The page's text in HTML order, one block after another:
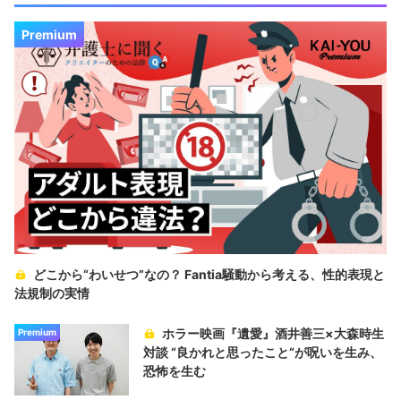
Premium
どこから“わいせつ”なの？ Fantia騒動から考える、性的表現と
法規制の実情
Premium
ホラー映画『遺愛』酒井善三×大森時生
対談 “良かれと思ったこと“が呪いを生み、
恐怖を生む